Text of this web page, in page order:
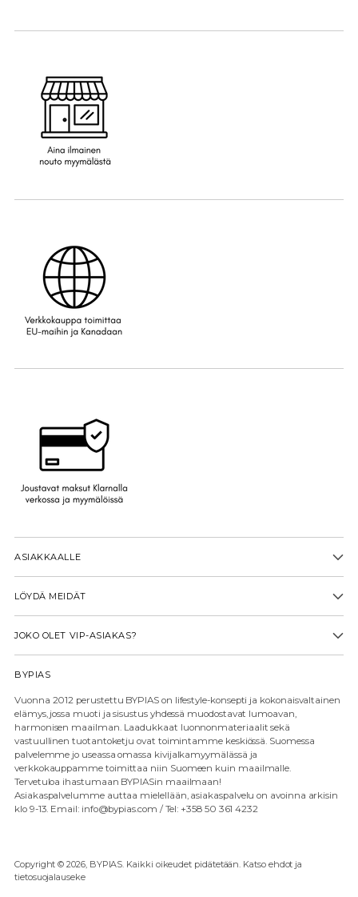
ASIAKKAALLE
LÖYDÄ MEIDÄT
JOKO OLET VIP-ASIAKAS?
BYPIAS
Vuonna 2012 perustettu BYPIAS on lifestyle-konsepti ja kokonaisvaltainen
elämys, jossa muoti ja sisustus yhdessä muodostavat lumoavan,
harmonisen maailman. Laadukkaat luonnonmateriaalit sekä
vastuullinen tuotantoketju ovat toimintamme keskiössä. Suomessa
palvelemme jo useassa omassa kivijalkamyymälässä ja
verkkokauppamme toimittaa niin Suomeen kuin maailmalle.
Tervetuloa ihastumaan BYPIASin maailmaan!
Asiakaspalvelumme auttaa mielellään, asiakaspalvelu on avoinna arkisin
klo 9-13. Email: info@bypias.com / Tel: +358 50 361 4232
Copyright © 2026, BYPIAS. Kaikki oikeudet pidätetään. Katso ehdot ja
tietosuojalauseke